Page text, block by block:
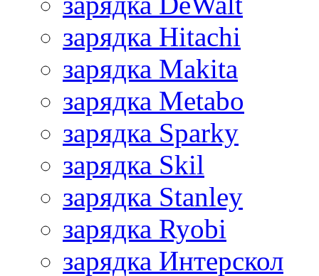
зарядка Hitachi
зарядка Makita
зарядка Metabo
зарядка Sparky
зарядка Skil
зарядка Stanley
зарядка Ryobi
зарядка Интерскол